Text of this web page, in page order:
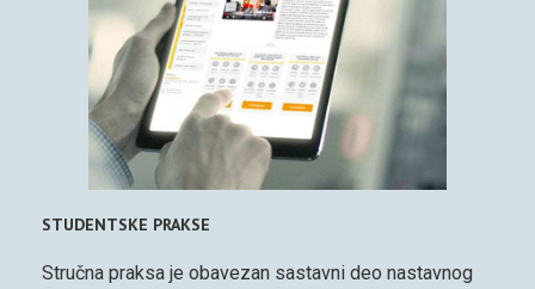
STUDENTSKE PRAKSE
Stručna praksa je obavezan sastavni deo nastavnog